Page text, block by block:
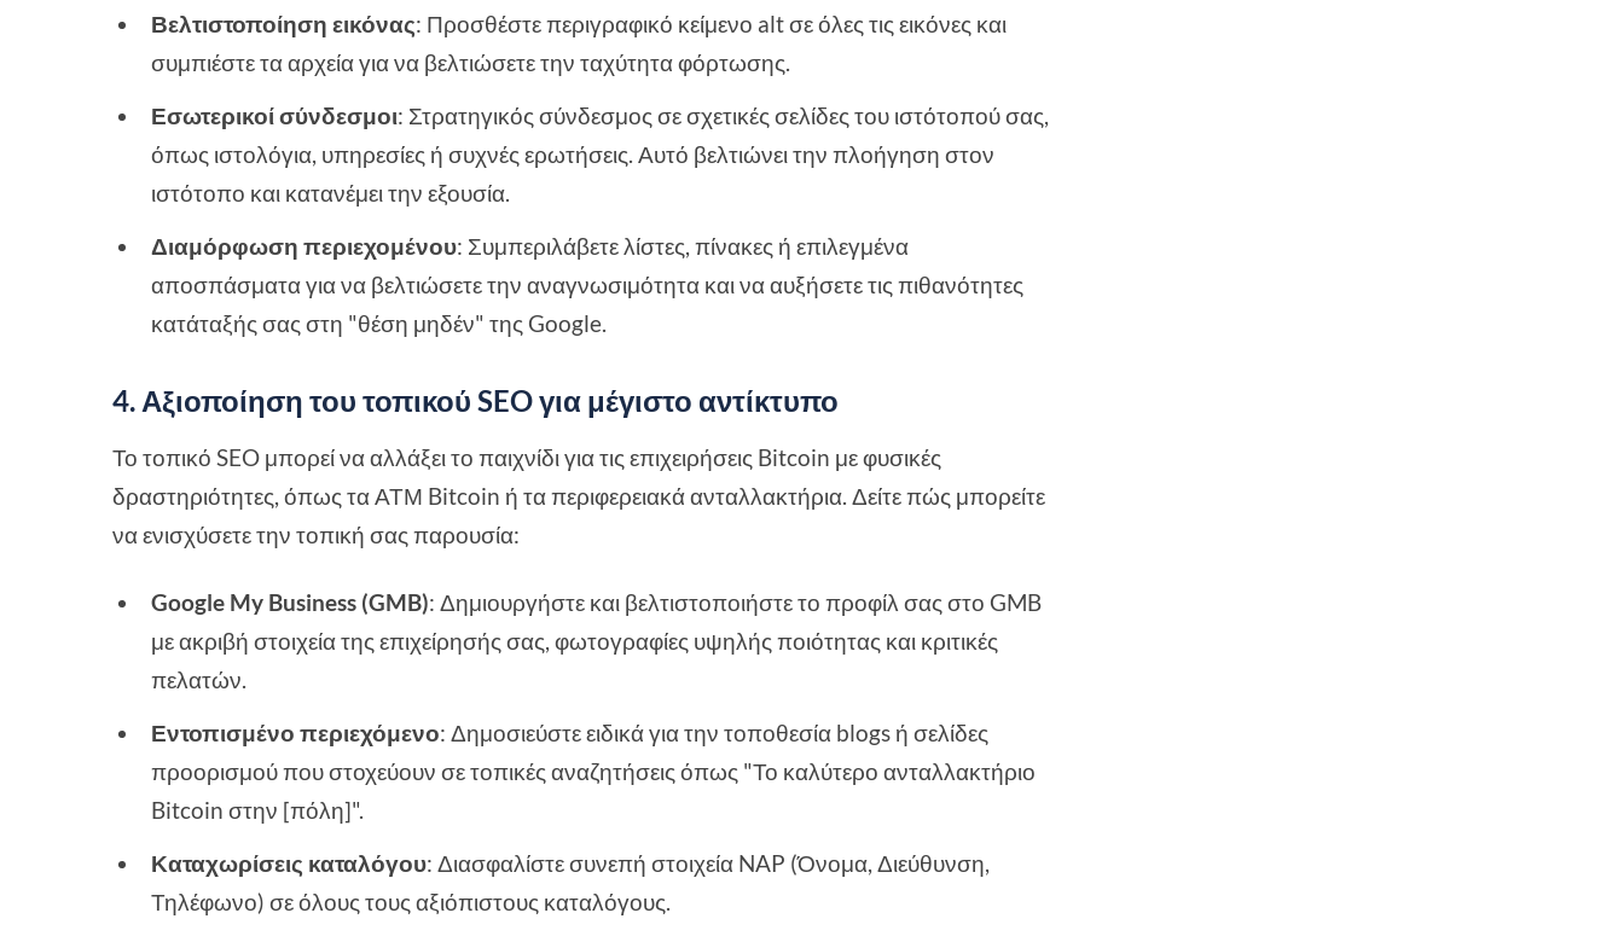
Βελτιστοποίηση εικόνας: Προσθέστε περιγραφικό κείμενο alt σε όλες τις εικόνες και
συμπιέστε τα αρχεία για να βελτιώσετε την ταχύτητα φόρτωσης.
Εσωτερικοί σύνδεσμοι: Στρατηγικός σύνδεσμος σε σχετικές σελίδες του ιστότοπού σας,
όπως ιστολόγια, υπηρεσίες ή συχνές ερωτήσεις. Αυτό βελτιώνει την πλοήγηση στον
ιστότοπο και κατανέμει την εξουσία.
Διαμόρφωση περιεχομένου: Συμπεριλάβετε λίστες, πίνακες ή επιλεγμένα
αποσπάσματα για να βελτιώσετε την αναγνωσιμότητα και να αυξήσετε τις πιθανότητες
κατάταξής σας στη "θέση μηδέν" της Google.
4. Αξιοποίηση του τοπικού SEO για μέγιστο αντίκτυπο
Το τοπικό SEO μπορεί να αλλάξει το παιχνίδι για τις επιχειρήσεις Bitcoin με φυσικές
δραστηριότητες, όπως τα ΑΤΜ Bitcoin ή τα περιφερειακά ανταλλακτήρια. Δείτε πώς μπορείτε
να ενισχύσετε την τοπική σας παρουσία:
Google My Business (GMB): Δημιουργήστε και βελτιστοποιήστε το προφίλ σας στο GMB
με ακριβή στοιχεία της επιχείρησής σας, φωτογραφίες υψηλής ποιότητας και κριτικές
πελατών.
Εντοπισμένο περιεχόμενο: Δημοσιεύστε ειδικά για την τοποθεσία blogs ή σελίδες
προορισμού που στοχεύουν σε τοπικές αναζητήσεις όπως "Το καλύτερο ανταλλακτήριο
Bitcoin στην [πόλη]".
Καταχωρίσεις καταλόγου: Διασφαλίστε συνεπή στοιχεία NAP (Όνομα, Διεύθυνση,
Τηλέφωνο) σε όλους τους αξιόπιστους καταλόγους.